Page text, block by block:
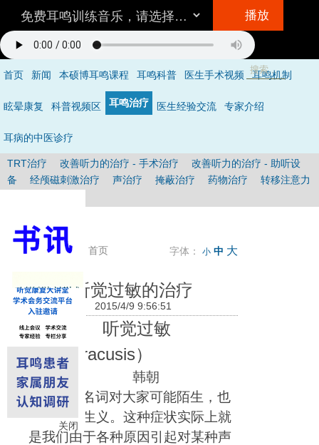
关闭
播放
听音乐的方法
音量：与耳鸣的响度差不多，就是说你仔细听可以听到耳鸣。
具体怎么听呢？不要做用脑的事情，保持全神贯注的倾听音乐，做到不去
注意耳鸣，成功的状态是当耳鸣和音乐同时存在时，你只听到了音乐的声
音，处于无耳鸣状态（详见音乐治疗）。
首页 新闻 本硕博耳鸣课程 耳鸣科普 医生手术视频 耳鸣机制
眩晕康复 科普视频区 耳鸣治疗 医生经验交流 专家介绍
耳病的中医诊疗
TRT治疗 改善听力的治疗 - 手术治疗
改善听力的治疗 - 助听设
备
经颅磁刺激治疗 声治疗 掩蔽治疗 药物治疗
转移注意力
其它 首页 字体： 小 中 大
听觉过敏的治疗
2015/4/9 9:56:51
听觉过敏
（hyperacusis）
韩朝
这个名词对大家可能陌生，也
可能望文生义。这种症状实际上就
是我们由于各种原因引起对某种声